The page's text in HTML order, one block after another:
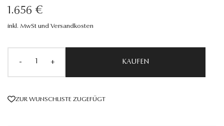
1.656 €
inkl. MwSt und Versandkosten
- + KAUFEN
ZUR WUNSCHLISTE ZUGEFÜGT